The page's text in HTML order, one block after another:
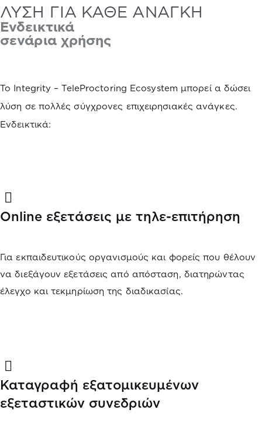
ΛΥΣΗ ΓΙΑ ΚΑΘΕ ΑΝΑΓΚΗ
Ενδεικτικά
σενάρια χρήσης
Το Integrity – TeleProctoring Ecosystem μπορεί α δώσει
λύση σε πολλές σύγχρονες επιχειρησιακές ανάγκες.
Ενδεικτικά:
Online εξετάσεις με τηλε-επιτήρηση
Για εκπαιδευτικούς οργανισμούς και φορείς που θέλουν
να διεξάγουν εξετάσεις από απόσταση, διατηρώντας
έλεγχο και τεκμηρίωση της διαδικασίας.
Καταγραφή εξατομικευμένων
εξεταστικών συνεδριών